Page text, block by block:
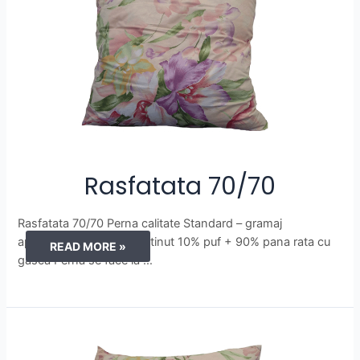
Rasfatata 70/70
Rasfatata 70/70 Perna calitate Standard – gramaj
aproximativ 2000g– continut 10% puf + 90% pana rata cu
gasca Perna se face la …
RASFATATA
70/70
READ MORE »